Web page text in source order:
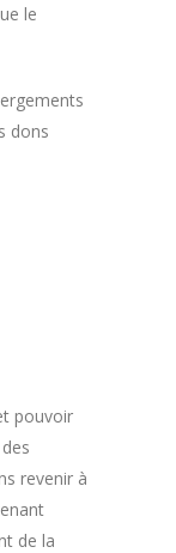
le
dons
pouvoir
revenir à
de la